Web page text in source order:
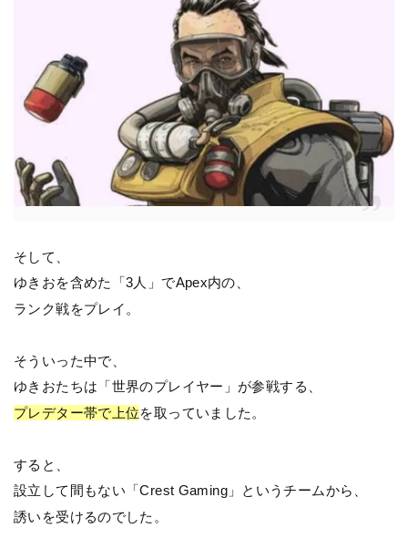
そして、
ゆきおを含めた「3人」でApex内の、
ランク戦をプレイ。
そういった中で、
ゆきおたちは「世界のプレイヤー」が参戦する、
プレデター帯で上位を取っていました。
すると、
設立して間もない「Crest Gaming」というチームから、
誘いを受けるのでした。